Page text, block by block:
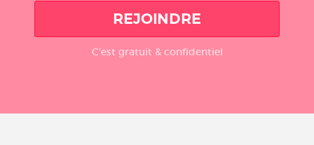
REJOINDRE
C'est gratuit & confidentiel